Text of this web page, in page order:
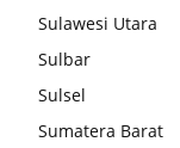
Sulawesi Utara
Sulbar
Sulsel
Sumatera Barat